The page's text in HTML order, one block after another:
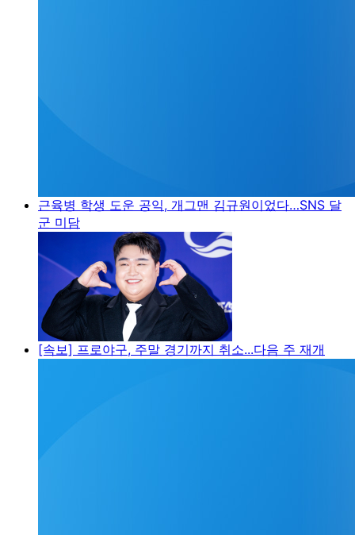
근육병 학생 도운 공익, 개그맨 김규원이었다…SNS 달
군 미담
[속보] 프로야구, 주말 경기까지 취소...다음 주 재개